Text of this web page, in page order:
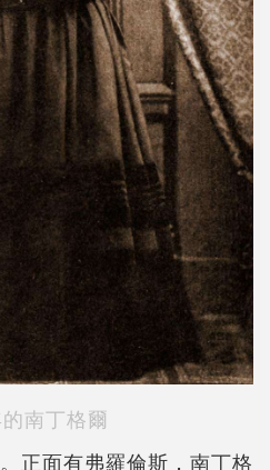
南丁格爾
正面有弗羅倫斯．南丁格